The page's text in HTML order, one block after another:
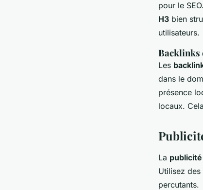
pour le
H3 bien
utilisateurs.
Backlinks
Les
dans le
présence
locaux.
La
Utilisez
percutants.